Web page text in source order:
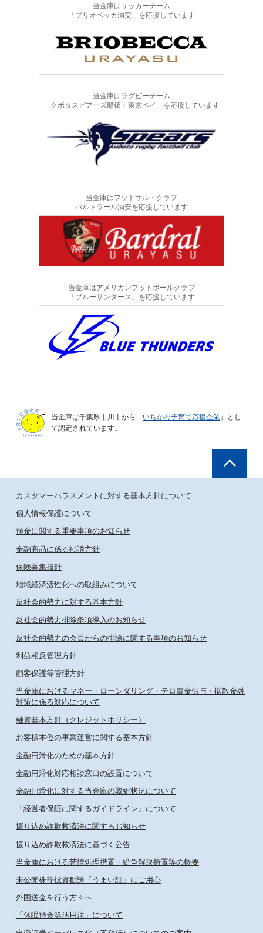
当金庫はサッカーチーム
「ブリオベッカ浦安」を応援しています
当金庫はラグビーチーム
「クボタスピアーズ船橋・東京ベイ」を応援しています
当金庫はフットサル・クラブ
バルドラール浦安を応援しています
当金庫はアメリカンフットボールクラブ
「ブルーサンダース」を応援しています
当金庫は千葉県市川市から「いちかわ子育て応援企業」とし
て認定されています。
カスタマーハラスメントに対する基本方針について
個人情報保護について
預金に関する重要事項のお知らせ
金融商品に係る勧誘方針
保険募集指針
地域経済活性化への取組みについて
反社会的勢力に対する基本方針
反社会的勢力排除条項導入のお知らせ
反社会的勢力の会員からの排除に関する事項のお知らせ
利益相反管理方針
顧客保護等管理方針
当金庫におけるマネー・ローンダリング・テロ資金供与・拡散金融
対策に係る対応について
融資基本方針（クレジットポリシー）
お客様本位の事業運営に関する基本方針
金融円滑化のための基本方針
金融円滑化対応相談窓口の設置について
金融円滑化に対する当金庫の取組状況について
「経営者保証に関するガイドライン」について
振り込め詐欺救済法に関するお知らせ
振り込め詐欺救済法に基づく公告
当金庫における苦情処理措置・紛争解決措置等の概要
未公開株等投資勧誘「うまい話」にご用心
外国送金を行う方々へ
「休眠預金等活用法」について